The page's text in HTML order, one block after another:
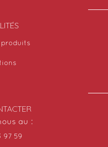
produits
au :
97 59